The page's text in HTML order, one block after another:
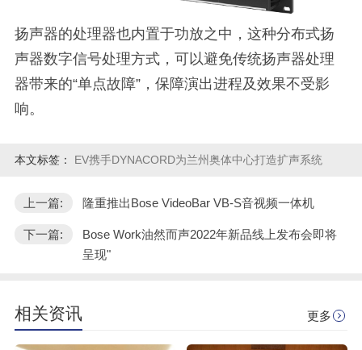
扬声器的处理器也内置于功放之中，这种分布式扬
声器数字信号处理方式，可以避免传统扬声器处理
器带来的“单点故障”，保障演出进程及效果不受影
响。
本文标签： EV携手DYNACORD为兰州奥体中心打造扩声系统
上一篇: 隆重推出Bose VideoBar VB-S音视频一体机
下一篇:
Bose Work油然而声2022年新品线上发布会即将
呈现"
相关资讯 更多